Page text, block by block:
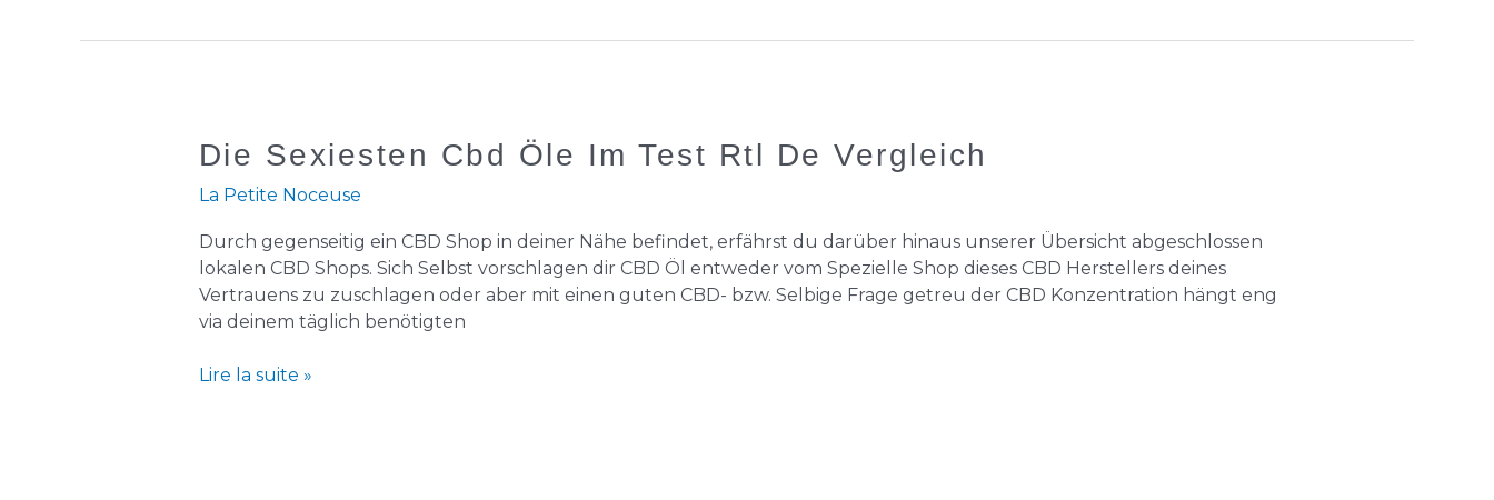
Die Sexiesten Cbd Öle Im Test Rtl De Vergleich
La Petite Noceuse
Durch gegenseitig ein CBD Shop in deiner Nähe befindet, erfährst du darüber hinaus unserer Übersicht abgeschlossen
lokalen CBD Shops. Sich Selbst vorschlagen dir CBD Öl entweder vom Spezielle Shop dieses CBD Herstellers deines
Vertrauens zu zuschlagen oder aber mit einen guten CBD- bzw. Selbige Frage getreu der CBD Konzentration hängt eng
via deinem täglich benötigten
Die
Cbd
Im
Test
Rtl
De
Lire la suite »